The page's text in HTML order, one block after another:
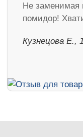
Не заменимая
помидор!
Кузнецова Е.,